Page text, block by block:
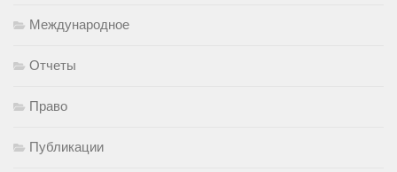
Международное
Отчеты
Право
Публикации